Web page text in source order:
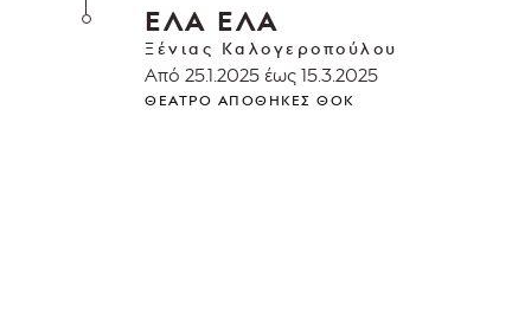
ΕΛΑ ΕΛΑ
Ξένιας Καλογεροπούλου
Από 25.1.2025 έως 15.3.2025
ΘΈΑΤΡΟ ΑΠΟΘΉΚΕΣ ΘΟΚ